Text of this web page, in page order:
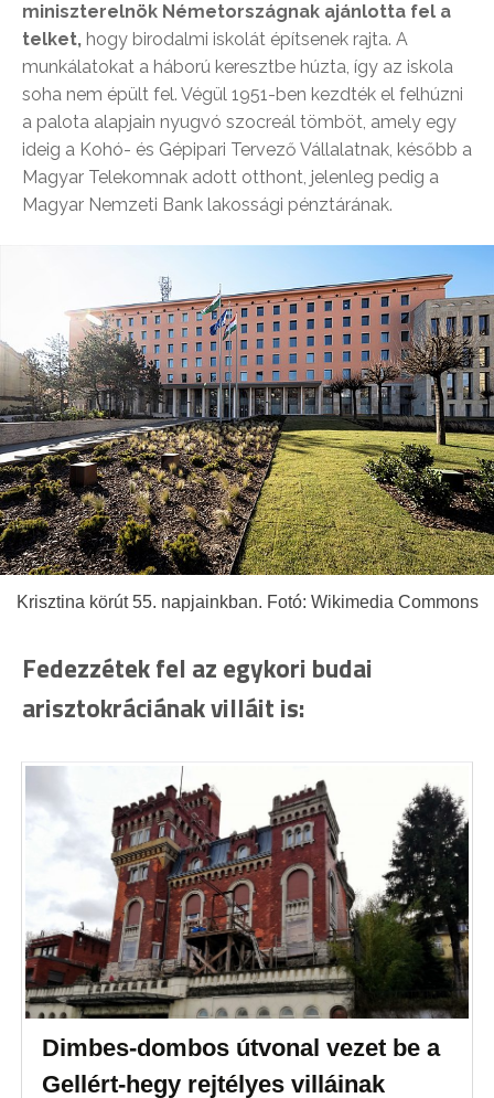
miniszterelnök Németországnak ajánlotta fel a
telket, hogy birodalmi iskolát építsenek rajta. A
munkálatokat a háború keresztbe húzta, így az iskola
soha nem épült fel. Végül 1951-ben kezdték el felhúzni
a palota alapjain nyugvó szocreál tömböt, amely egy
ideig a Kohó- és Gépipari Tervező Vállalatnak, később a
Magyar Telekomnak adott otthont, jelenleg pedig a
Magyar Nemzeti Bank lakossági pénztárának.
Krisztina körút 55. napjainkban. Fotó: Wikimedia Commons
Fedezzétek fel az egykori budai
arisztokráciának villáit is:
Dimbes-dombos útvonal vezet be a
Gellért-hegy rejtélyes villáinak